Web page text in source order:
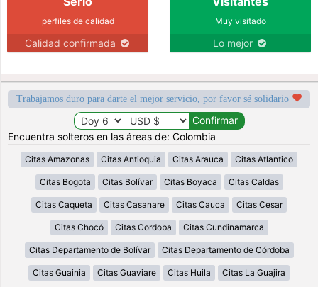
perfiles de calidad
Calidad confirmada
Muy visitado
Lo mejor
Trabajamos duro para darte el mejor servicio, por favor sé solidario
Encuentra solteros en las áreas de: Colombia
Citas Amazonas Citas Antioquia Citas Arauca Citas Atlantico
Citas Bogota Citas Bolívar Citas Boyaca Citas Caldas
Citas Caqueta Citas Casanare Citas Cauca Citas Cesar
Citas Chocó Citas Cordoba Citas Cundinamarca
Citas Departamento de Bolívar Citas Departamento de Córdoba
Citas Guainia Citas Guaviare Citas Huila Citas La Guajira